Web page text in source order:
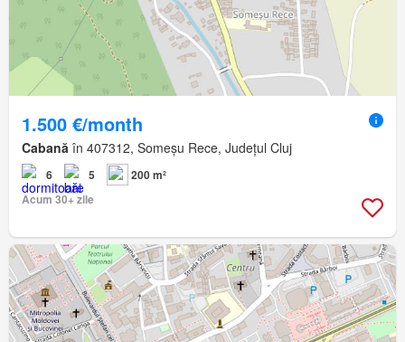
1.500 €/month
Cabană în 407312, Someșu Rece, Județul Cluj
6 5
200 m²
Acum 30+ zile